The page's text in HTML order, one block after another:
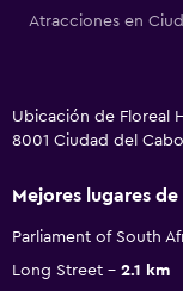
Atracciones en
Ubicación de Floreal
8001 Ciudad del
Mejores lugares
Parliament of South
Long Street
2.1 km